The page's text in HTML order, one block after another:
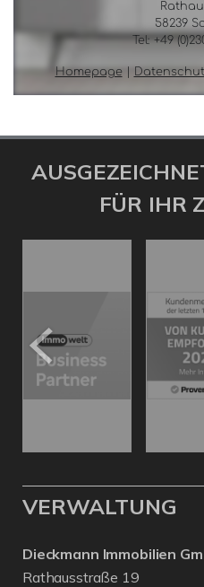
FÜR IHR
VERWALTUNG
Dieckmann Immobilien
Rathausstraße 19